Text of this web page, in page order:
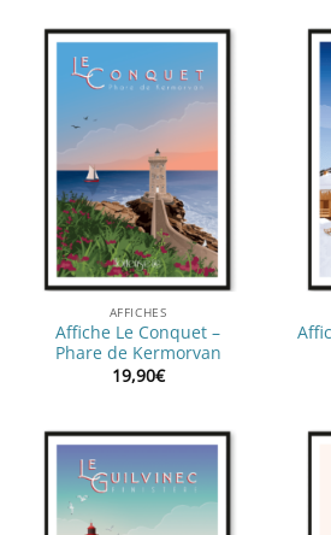
AFFICHES
Affiche Le Conquet –
Phare de Kermorvan
19,90€